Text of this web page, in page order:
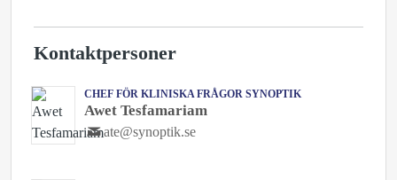
Kontaktpersoner
CHEF FÖR KLINISKA FRÅGOR SYNOPTIK
Awet Tesfamariam
ate@synoptik.se